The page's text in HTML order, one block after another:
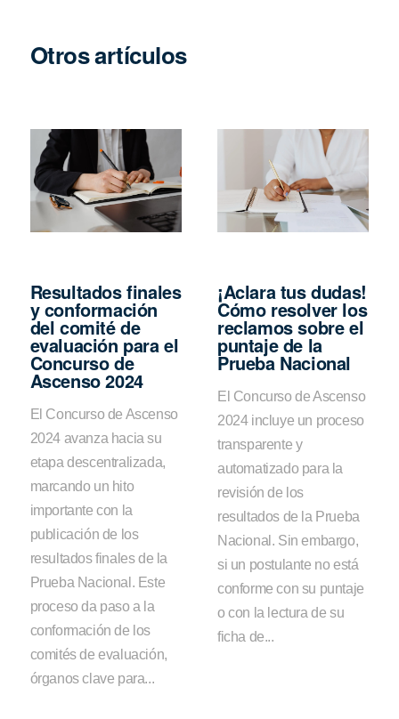
Otros artículos
Resultados finales
y conformación
del comité de
evaluación para el
Concurso de
Ascenso 2024
El Concurso de Ascenso
2024 avanza hacia su
etapa descentralizada,
marcando un hito
importante con la
publicación de los
resultados finales de la
Prueba Nacional. Este
proceso da paso a la
conformación de los
comités de evaluación,
órganos clave para...
¡Aclara tus dudas!
Cómo resolver los
reclamos sobre el
puntaje de la
Prueba Nacional
El Concurso de Ascenso
2024 incluye un proceso
transparente y
automatizado para la
revisión de los
resultados de la Prueba
Nacional. Sin embargo,
si un postulante no está
conforme con su puntaje
o con la lectura de su
ficha de...